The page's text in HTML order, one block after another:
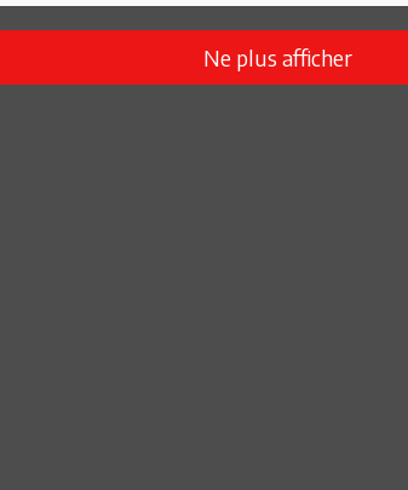
Ne plus afficher